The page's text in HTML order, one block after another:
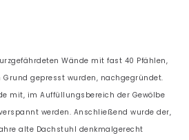
Wände mit fast 40 Pfählen,
gepresst wurden, nachgegründet.
mit, im Auffüllungsbereich der Gewölbe
werden. Anschließend wurde der,
alte Dachstuhl denkmalgerecht